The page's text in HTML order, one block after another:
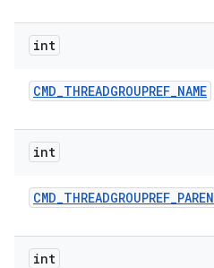
int
CMD_THREADGROUPREF_NAME
int
CMD_THREADGROUPREF_
int